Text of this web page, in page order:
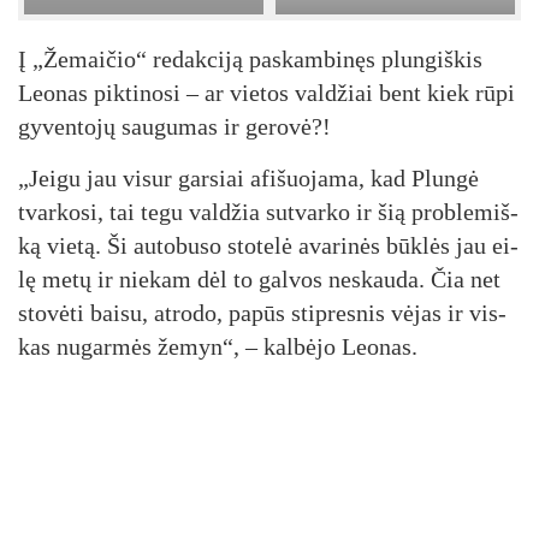
Į „Že­mai­čio“ re­dak­ci­ją pa­skam­bi­nęs plun­giš­kis
Leo­nas pik­ti­no­si – ar vie­tos val­džiai bent kiek rū­pi
gy­ven­to­jų sau­gu­mas ir ge­ro­vė?!
„Jei­gu jau vi­sur gar­siai afi­šuo­ja­ma, kad Plun­gė
tvar­ko­si, tai te­gu val­džia su­tvar­ko ir šią pro­ble­miš­
ką vie­tą. Ši au­to­bu­so sto­te­lė ava­ri­nės būk­lės jau ei­
lę me­tų ir nie­kam dėl to gal­vos ne­skau­da. Čia net
sto­vė­ti bai­su, at­ro­do, pa­pūs stip­res­nis vė­jas ir vis­
kas nu­gar­mės že­myn“, – kal­bė­jo Leo­nas.